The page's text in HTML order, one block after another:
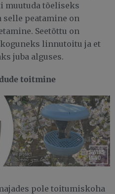
muutuda tõeliseks
peatamine on
Seetõttu on
linnutoitu ja et
juba alguses.
toitmine
pole toitumiskoha